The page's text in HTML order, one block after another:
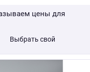
цены для
Выбрать свойРозница → WB